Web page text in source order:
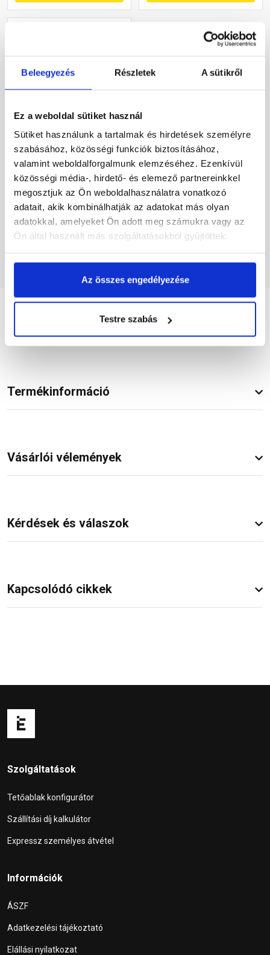
Beleegyezés Részletek A sütikről
Ez a weboldal sütiket használ
Sütiket használunk a tartalmak és hirdetések személyre
szabásához, közösségi funkciók biztosításához,
valamint weboldalforgalmunk elemzéséhez. Ezenkívül
közösségi média-, hirdető- és elemező partnereinkkel
megosztjuk az Ön weboldalhasználatra vonatkozó
adatait, akik kombinálhatják az adatokat más olyan
adatokkal, amelyeket Ön adott meg számukra vagy az
Ön által használt más szolgáltatásokból gyűjtöttek.
Az összes engedélyezése
Testre szabás
állványponyva 2,7x20 m
Rendelésre
905 Ft / m2
Termékinformáció
Vásárlói vélemények
Kérdések és válaszok
Kapcsolódó cikkek
Szolgáltatások
Tetőablak konfigurátor
Szállítási díj kalkulátor
Expressz személyes átvétel
Információk
ÁSZF
Adatkezelési tájékoztató
Elállási nyilatkozat